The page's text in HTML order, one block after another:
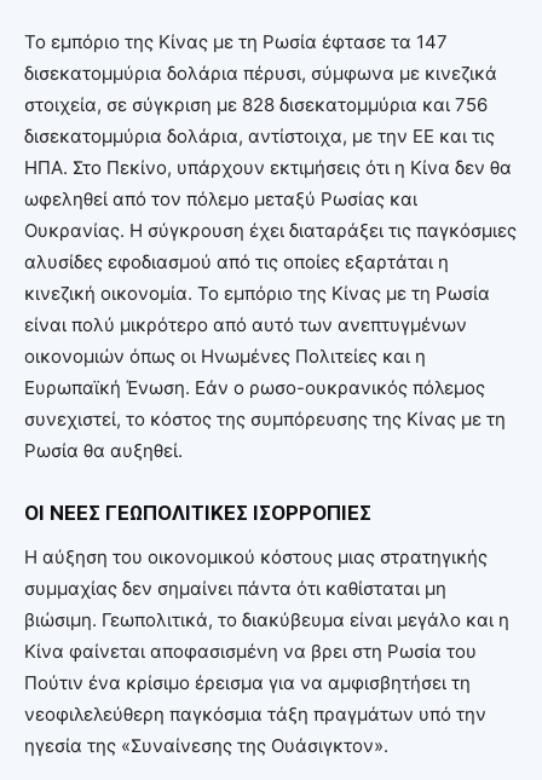
Το εμπόριο της Κίνας με τη Ρωσία έφτασε τα 147
δισεκατομμύρια δολάρια πέρυσι, σύμφωνα με κινεζικά
στοιχεία, σε σύγκριση με 828 δισεκατομμύρια και 756
δισεκατομμύρια δολάρια, αντίστοιχα, με την ΕΕ και τις
ΗΠΑ. Στο Πεκίνο, υπάρχουν εκτιμήσεις ότι η Κίνα δεν θα
ωφεληθεί από τον πόλεμο μεταξύ Ρωσίας και
Ουκρανίας. Η σύγκρουση έχει διαταράξει τις παγκόσμιες
αλυσίδες εφοδιασμού από τις οποίες εξαρτάται η
κινεζική οικονομία. Το εμπόριο της Κίνας με τη Ρωσία
είναι πολύ μικρότερο από αυτό των ανεπτυγμένων
οικονομιών όπως οι Ηνωμένες Πολιτείες και η
Ευρωπαϊκή Ένωση. Εάν ο ρωσο-ουκρανικός πόλεμος
συνεχιστεί, το κόστος της συμπόρευσης της Κίνας με τη
Ρωσία θα αυξηθεί.
ΟΙ ΝΕΕΣ ΓΕΩΠΟΛΙΤΙΚΕΣ ΙΣΟΡΡΟΠΙΕΣ
Η αύξηση του οικονομικού κόστους μιας στρατηγικής
συμμαχίας δεν σημαίνει πάντα ότι καθίσταται μη
βιώσιμη. Γεωπολιτικά, το διακύβευμα είναι μεγάλο και η
Κίνα φαίνεται αποφασισμένη να βρει στη Ρωσία του
Πούτιν ένα κρίσιμο έρεισμα για να αμφισβητήσει τη
νεοφιλελεύθερη παγκόσμια τάξη πραγμάτων υπό την
ηγεσία της «Συναίνεσης της Ουάσιγκτον».